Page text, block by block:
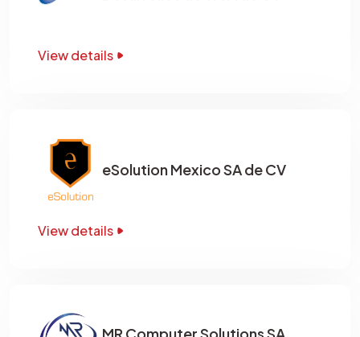
View details
eSolution Mexico SA de CV
View details